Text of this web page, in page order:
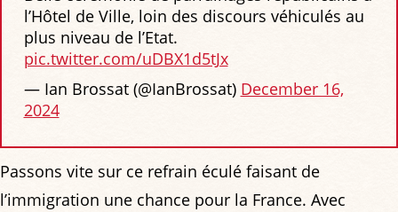
l’Hôtel de Ville, loin des discours véhiculés au
plus niveau de l’Etat.
pic.twitter.com/uDBX1d5tJx
— Ian Brossat (@IanBrossat) December 16,
2024
Passons vite sur ce refrain éculé faisant de
l’immigration une chance pour la France. Avec